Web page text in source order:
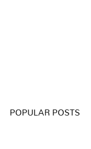
POPULAR POSTS